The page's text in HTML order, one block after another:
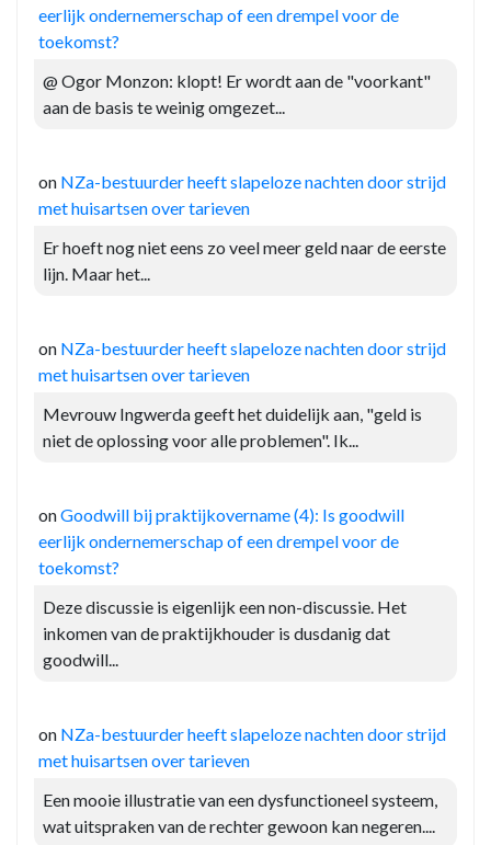
eerlijk ondernemerschap of een drempel voor de
toekomst?
@ Ogor Monzon: klopt! Er wordt aan de "voorkant"
aan de basis te weinig omgezet...
on NZa-bestuurder heeft slapeloze nachten door strijd
met huisartsen over tarieven
Er hoeft nog niet eens zo veel meer geld naar de eerste
lijn. Maar het...
on NZa-bestuurder heeft slapeloze nachten door strijd
met huisartsen over tarieven
Mevrouw Ingwerda geeft het duidelijk aan, "geld is
niet de oplossing voor alle problemen". Ik...
onGoodwill bij praktijkovername (4): Is goodwill
eerlijk ondernemerschap of een drempel voor de
toekomst?
Deze discussie is eigenlijk een non-discussie. Het
inkomen van de praktijkhouder is dusdanig dat
goodwill...
on NZa-bestuurder heeft slapeloze nachten door strijd
met huisartsen over tarieven
Een mooie illustratie van een dysfunctioneel systeem,
wat uitspraken van de rechter gewoon kan negeren....